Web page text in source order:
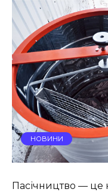
НОВИНИ
Пасічництво — це